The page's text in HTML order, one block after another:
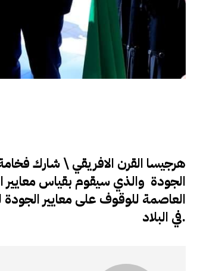
هرجيسا القرن الافريقي \ شارك
الجودة والذي سيقوم بقياس معايير
العاصمة للوقوف على معايير الجودة
في البلاد.